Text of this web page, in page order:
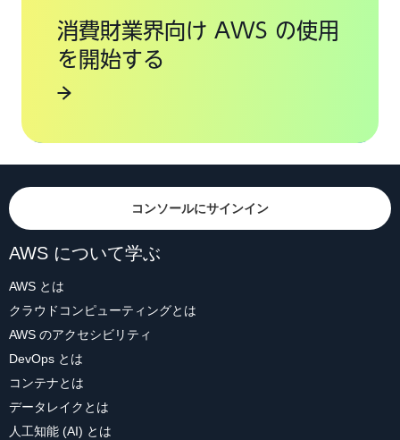
消費財業界向け AWS の使用
を開始する
コンソールにサインイン
AWS について学ぶ
AWS とは
クラウドコンピューティングとは
AWS のアクセシビリティ
DevOps とは
コンテナとは
データレイクとは
人工知能 (AI) とは